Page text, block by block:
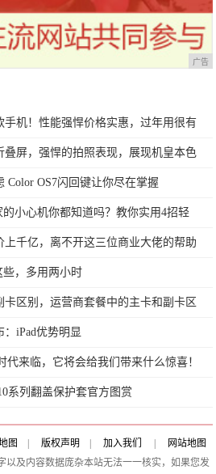
广告
手机！性能强悍价格实惠，过年用很有
叠屏，强悍的拍照表现，展现机皇本色
Color OS7闪回键让你尽在掌握
的小心机你都知道吗？教你实用4招轻
上千亿，离不开这三位商业大佬的帮助
些，多用两小时
卡区别，运营商套餐中的主卡和副卡区
：iPad优势明显
代来临，它将会给我们带来什么惊喜！
系列翻盖保护套官方图赏
图 版权声明 加入我们
网站地图
以及内容数据庞杂本站无法一一核实，如果您发